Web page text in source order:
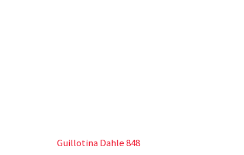
Guillotina Dahle 848